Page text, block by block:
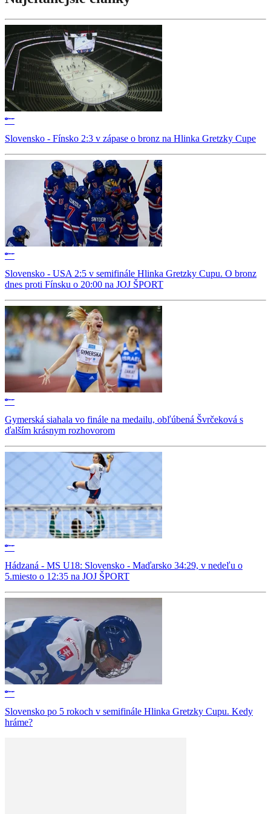
Slovensko - Fínsko 2:3 v zápase o bronz na Hlinka Gretzky Cupe
Slovensko - USA 2:5 v semifinále Hlinka Gretzky Cupu. O bronz
dnes proti Fínsku o 20:00 na JOJ ŠPORT
Gymerská siahala vo finále na medailu, obľúbená Švrčeková s
ďalším krásnym rozhovorom
Hádzaná - MS U18: Slovensko - Maďarsko 34:29, v nedeľu o
5.miesto o 12:35 na JOJ ŠPORT
Slovensko po 5 rokoch v semifinále Hlinka Gretzky Cupu. Kedy
hráme?